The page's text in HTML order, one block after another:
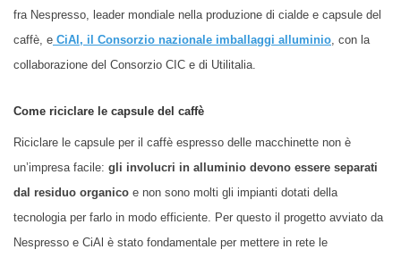
fra Nespresso, leader mondiale nella produzione di cialde e capsule del
caffè, e CiAl, il Consorzio nazionale imballaggi alluminio, con la
collaborazione del Consorzio CIC e di Utilitalia.
Come riciclare le capsule del caffè
Riciclare le capsule per il caffè espresso delle macchinette non è
un’impresa facile: gli involucri in alluminio devono essere separati
dal residuo organico e non sono molti gli impianti dotati della
tecnologia per farlo in modo efficiente. Per questo il progetto avviato da
Nespresso e CiAl è stato fondamentale per mettere in rete le